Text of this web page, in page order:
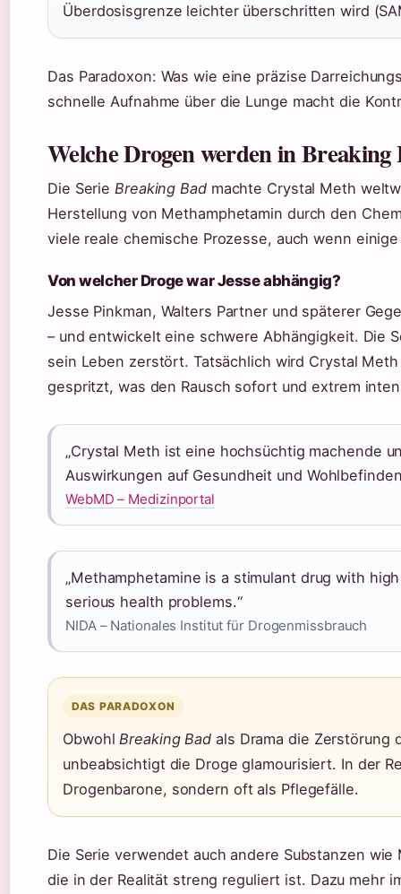
Überdosisgrenze leichter überschritten wird
Das Paradoxon: Was wie eine präzise
schnelle Aufnahme über die Lunge macht die
Welche Drogen werden in Breaking
Die Serie Breaking Badmachte Crystal Meth
Herstellung von Methamphetamin durch den
viele reale chemische Prozesse, auch wenn
Von welcher Droge war Jesse abhängig?
Jesse Pinkman, Walters Partner und späterer
– und entwickelt eine schwere Abhängigkeit. Die
sein Leben zerstört. Tatsächlich wird Crystal
gespritzt, was den Rausch sofort und extrem
„Crystal Meth ist eine hochsüchtig machende
Auswirkungen auf Gesundheit und
WebMD – Medizinportal
„Methamphetamine is a stimulant drug with
serious health problems.“
NIDA – Nationales Institut für Drogenmissbrauch
DAS PARADOXON
Obwohl Breaking Bad als Drama die Zerstörung
unbeabsichtigt die Droge glamourisiert. In der
Drogenbarone, sondern oft als Pflegefälle.
Die Serie verwendet auch andere Substanzen
die in der Realität streng reguliert ist. Dazu mehr